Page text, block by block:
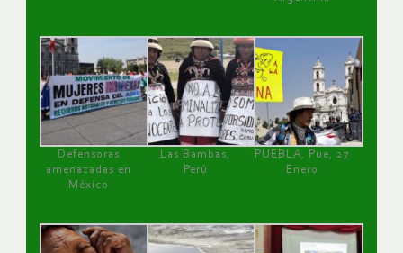
Defensoras
amenazadas en
México
Las Bambas,
Perú
PUEBLA, Pue, 27
Enero